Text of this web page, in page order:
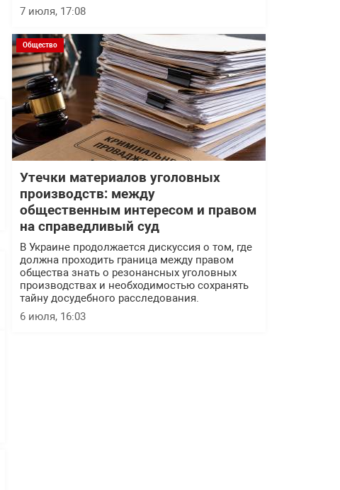
7 июля, 17:08
Общество
Утечки материалов уголовных
производств: между
общественным интересом и правом
на справедливый суд
В Украине продолжается дискуссия о том, где
должна проходить граница между правом
общества знать о резонансных уголовных
производствах и необходимостью сохранять
тайну досудебного расследования.
6 июля, 16:03